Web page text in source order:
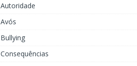
Autoridade
Avós
Bullying
Consequências